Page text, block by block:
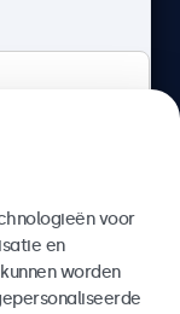
voor
en
worden